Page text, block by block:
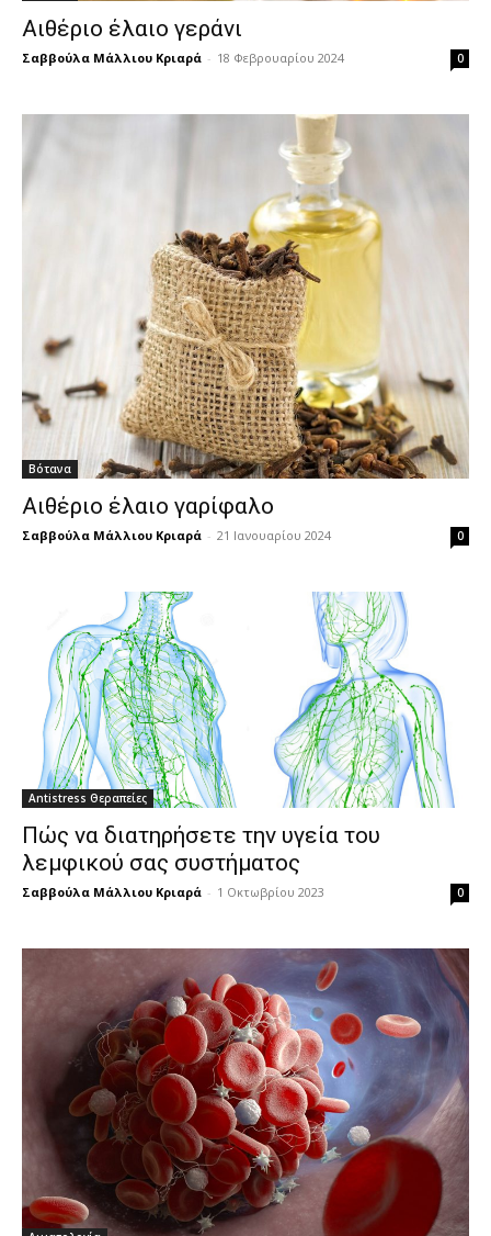
Αιθέριο έλαιο γεράνι
Σαββούλα Μάλλιου Κριαρά - 18 Φεβρουαρίου 2024 0
Βότανα
Αιθέριο έλαιο γαρίφαλο
Σαββούλα Μάλλιου Κριαρά - 21 Ιανουαρίου 2024 0
Antistress Θεραπείες
Πώς να διατηρήσετε την υγεία του
λεμφικού σας συστήματος
Σαββούλα Μάλλιου Κριαρά - 1 Οκτωβρίου 2023 0